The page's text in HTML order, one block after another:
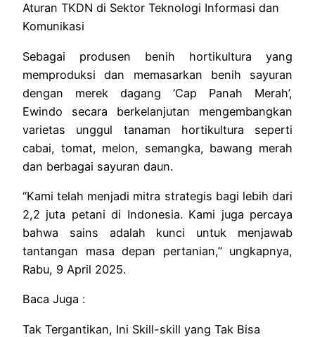
Aturan TKDN di Sektor Teknologi Informasi dan
Komunikasi
Sebagai produsen benih hortikultura yang
memproduksi dan memasarkan benih sayuran
dengan merek dagang ‘Cap Panah Merah’,
Ewindo secara berkelanjutan mengembangkan
varietas unggul tanaman hortikultura seperti
cabai, tomat, melon, semangka, bawang merah
dan berbagai sayuran daun.
“Kami telah menjadi mitra strategis bagi lebih dari
2,2 juta petani di Indonesia. Kami juga percaya
bahwa sains adalah kunci untuk menjawab
tantangan masa depan pertanian,” ungkapnya,
Rabu, 9 April 2025.
Baca Juga :
Tak Tergantikan, Ini Skill-skill yang Tak Bisa